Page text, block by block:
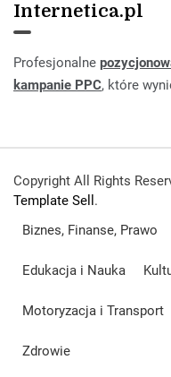
Internetica.pl
Profesjonalne
kampanie PPC, które
Copyright All Rights
Template Sell .
Biznes, Finanse, Prawo
Edukacja i Nauka
Motoryzacja i Transport
Zdrowie